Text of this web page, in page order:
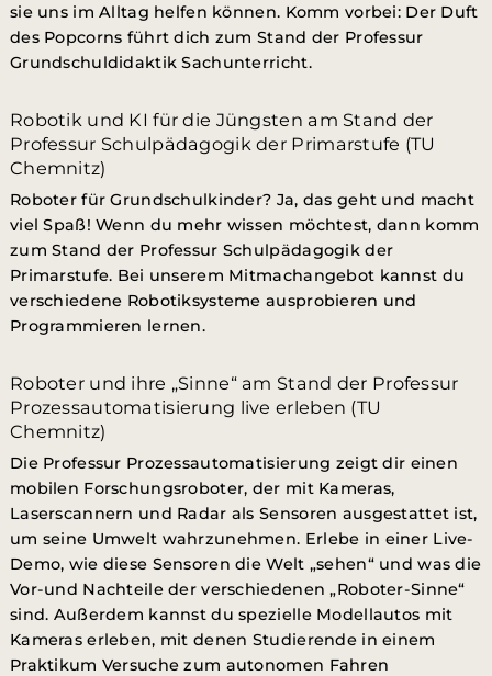
sie uns im Alltag helfen können. Komm vorbei: Der Duft
des Popcorns führt dich zum Stand der Professur
Grundschuldidaktik Sachunterricht.
Robotik und KI für die Jüngsten am Stand der
Professur Schulpädagogik der Primarstufe (TU
Chemnitz)
Roboter für Grundschulkinder? Ja, das geht und macht
viel Spaß! Wenn du mehr wissen möchtest, dann komm
zum Stand der Professur Schulpädagogik der
Primarstufe. Bei unserem Mitmachangebot kannst du
verschiedene Robotiksysteme ausprobieren und
Programmieren lernen.
Roboter und ihre „Sinne“ am Stand der Professur
Prozessautomatisierung live erleben (TU
Chemnitz)
Die Professur Prozessautomatisierung zeigt dir einen
mobilen Forschungsroboter, der mit Kameras,
Laserscannern und Radar als Sensoren ausgestattet ist,
um seine Umwelt wahrzunehmen. Erlebe in einer Live-
Demo, wie diese Sensoren die Welt „sehen“ und was die
Vor-und Nachteile der verschiedenen „Roboter-Sinne“
sind. Außerdem kannst du spezielle Modellautos mit
Kameras erleben, mit denen Studierende in einem
Praktikum Versuche zum autonomen Fahren